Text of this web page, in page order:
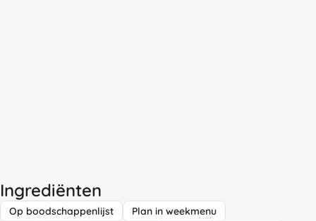
Ingrediënten
Op boodschappenlijst Plan in weekmenu